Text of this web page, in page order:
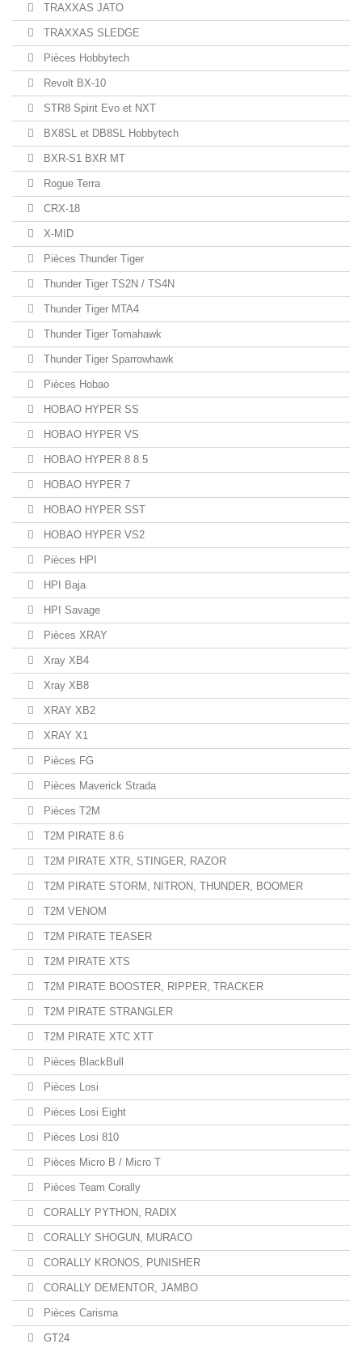
TRAXXAS JATO
TRAXXAS SLEDGE
Pièces Hobbytech
Revolt BX-10
STR8 Spirit Evo et NXT
BX8SL et DB8SL Hobbytech
BXR-S1 BXR MT
Rogue Terra
CRX-18
X-MID
Pièces Thunder Tiger
Thunder Tiger TS2N / TS4N
Thunder Tiger MTA4
Thunder Tiger Tomahawk
Thunder Tiger Sparrowhawk
Pièces Hobao
HOBAO HYPER SS
HOBAO HYPER VS
HOBAO HYPER 8 8.5
HOBAO HYPER 7
HOBAO HYPER SST
HOBAO HYPER VS2
Pièces HPI
HPI Baja
HPI Savage
Pièces XRAY
Xray XB4
Xray XB8
XRAY XB2
XRAY X1
Pièces FG
Pièces Maverick Strada
Pièces T2M
T2M PIRATE 8.6
T2M PIRATE XTR, STINGER, RAZOR
T2M PIRATE STORM, NITRON, THUNDER, BOOMER
T2M VENOM
T2M PIRATE TEASER
T2M PIRATE XTS
T2M PIRATE BOOSTER, RIPPER, TRACKER
T2M PIRATE STRANGLER
T2M PIRATE XTC XTT
Pièces BlackBull
Pièces Losi
Pièces Losi Eight
Pièces Losi 810
Pièces Micro B / Micro T
Pièces Team Corally
CORALLY PYTHON, RADIX
CORALLY SHOGUN, MURACO
CORALLY KRONOS, PUNISHER
CORALLY DEMENTOR, JAMBO
Pièces Carisma
GT24